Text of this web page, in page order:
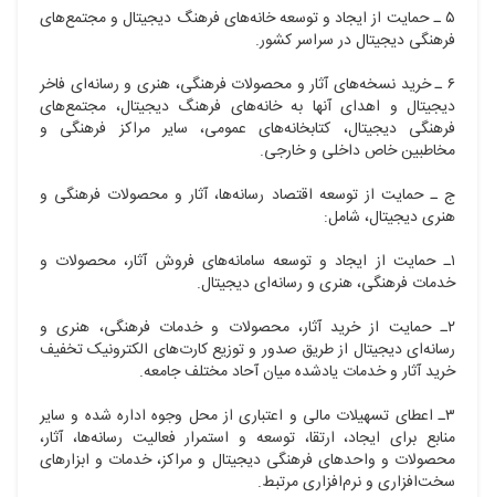
۵ ـ حمایت از ایجاد و توسعه خانه‌های فرهنگ دیجیتال و مجتمع‌های
فرهنگی دیجیتال در سراسر کشور.
۶ ـ خرید نسخه‌های آثار و محصولات فرهنگی، هنری و رسانه‌ای فاخر
دیجیتال و اهدای آنها به خانه‌های فرهنگ دیجیتال، مجتمع‌های
فرهنگی دیجیتال، کتابخانه‌های عمومی، سایر مراکز فرهنگی و
مخاطبین خاص داخلی و خارجی.
ج ـ حمایت از توسعه اقتصاد رسانه‌ها، آثار و محصولات فرهنگی و
هنری دیجیتال، شامل:
۱ـ حمایت از ایجاد و توسعه سامانه‌های فروش آثار، محصولات و
خدمات فرهنگی، هنری و رسانه‌ای دیجیتال.
۲ـ حمایت از خرید آثار، محصولات و خدمات فرهنگی، هنری و
رسانه‌ای دیجیتال از طریق صدور و توزیع کارت‌های الکترونیک تخفیف
خرید آثار و خدمات یادشده میان آحاد مختلف جامعه.
۳ـ اعطای تسهیلات مالی و اعتباری از محل وجوه اداره شده و سایر
منابع برای ایجاد، ارتقا، توسعه و استمرار فعالیت رسانه‌ها، آثار،
محصولات و واحدهای فرهنگی دیجیتال و مراکز، خدمات و ابزارهای
سخت‌افزاری و نرم‌افزاری مرتبط.